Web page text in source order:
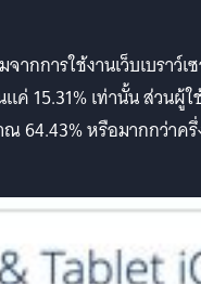
ากการใช้งานเว็บเบราว์เ
ค่ 15.31% เท่านั้น ส่วนผู้
ณ 64.43% หรือมากกว่าค